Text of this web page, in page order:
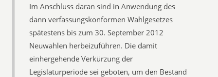
Im Anschluss daran sind in Anwendung des
dann verfassungskonformen Wahlgesetzes
spätestens bis zum 30. September 2012
Neuwahlen herbeizuführen. Die damit
einhergehende Verkürzung der
Legislaturperiode sei geboten, um den Bestand